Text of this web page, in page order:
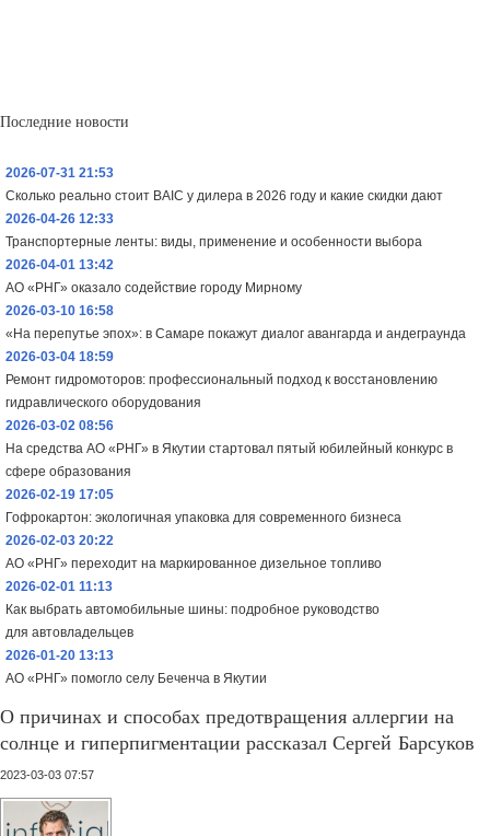
Последние новости
2026-07-31 21:53
Сколько реально стоит BAIC у дилера в 2026 году и какие скидки дают
2026-04-26 12:33
Транспортерные ленты: виды, применение и особенности выбора
2026-04-01 13:42
АО «РНГ» оказало содействие городу Мирному
2026-03-10 16:58
«На перепутье эпох»: в Самаре покажут диалог авангарда и андеграунда
2026-03-04 18:59
Ремонт гидромоторов: профессиональный подход к восстановлению
гидравлического оборудования
2026-03-02 08:56
На средства АО «РНГ» в Якутии стартовал пятый юбилейный конкурс в
сфере образования
2026-02-19 17:05
Гофрокартон: экологичная упаковка для современного бизнеса
2026-02-03 20:22
АО «РНГ» переходит на маркированное дизельное топливо
2026-02-01 11:13
Как выбрать автомобильные шины: подробное руководство
для автовладельцев
2026-01-20 13:13
АО «РНГ» помогло селу Беченча в Якутии
О причинах и способах предотвращения аллергии на
солнце и гиперпигментации рассказал Сергей Барсуков
2023-03-03 07:57